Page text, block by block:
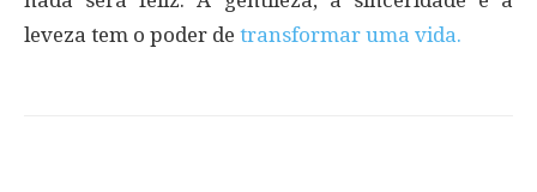
leveza tem o poder de transformar uma vida.